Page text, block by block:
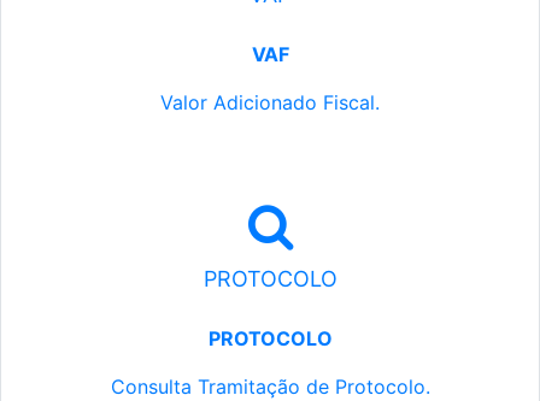
VAF
Valor Adicionado Fiscal.
PROTOCOLO
PROTOCOLO
Consulta Tramitação de Protocolo.